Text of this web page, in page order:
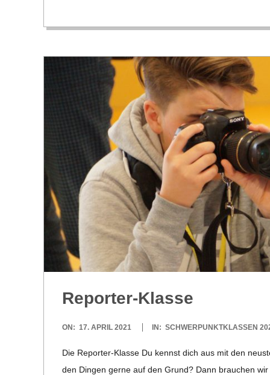
C
H
D
T
-
S
C
H
U
Repor­ter-Klasse
2021-
ON: 17. APRIL 2021 IN: SCHWERPUNKTKLASSEN
Die Repor­­ter-Klasse Du kennst dich aus mit den
den Din­gen gerne auf den Grund? Dann brau­chen